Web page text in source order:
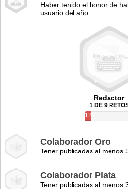
Haber tenido el honor de
usuario del año
Redactor
1 DE 9
12%
Colaborador Oro
Tener publicadas al menos
Colaborador Plata
Tener publicadas al menos